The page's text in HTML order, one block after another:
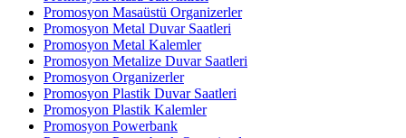
Promosyon Masaüstü Organizerler
Promosyon Metal Duvar Saatleri
Promosyon Metal Kalemler
Promosyon Metalize Duvar Saatleri
Promosyon Organizerler
Promosyon Plastik Duvar Saatleri
Promosyon Plastik Kalemler
Promosyon Powerbank